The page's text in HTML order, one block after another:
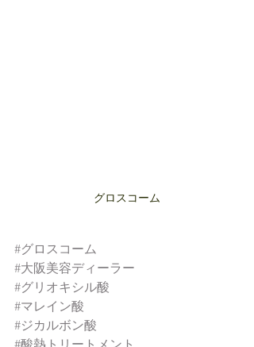
グロスコーム
#グロスコーム
#大阪美容ディーラー
#グリオキシル酸
#マレイン酸
#ジカルボン酸